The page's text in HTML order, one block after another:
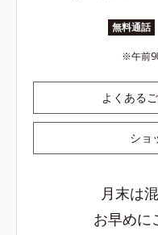
無料通話
午前
よくある
ショ
月末は
お早めに